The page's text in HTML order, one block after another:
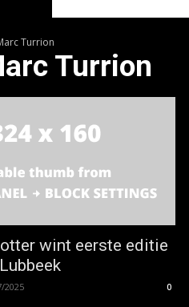
Turrion
Turrion
wint eerste editie
2025 0